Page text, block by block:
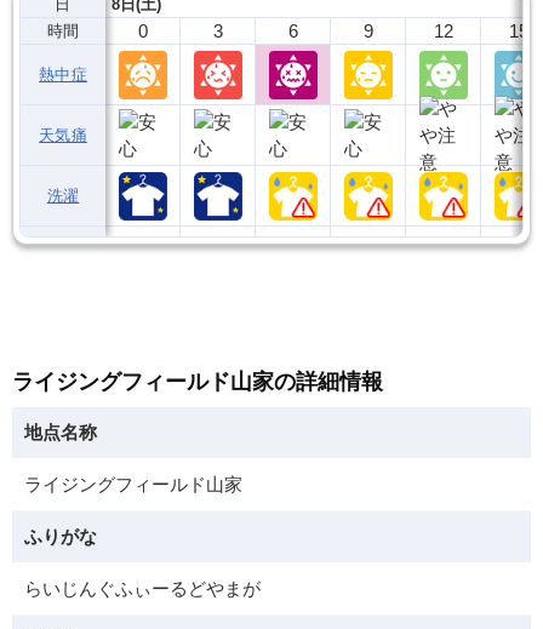
日
時間
熱中症
天気痛
洗濯
8日(土)
0 3 6 9 12 15
ライジングフィールド山家の詳細情報
地点名称
ライジングフィールド山家
ふりがな
らいじんぐふぃーるどやまが